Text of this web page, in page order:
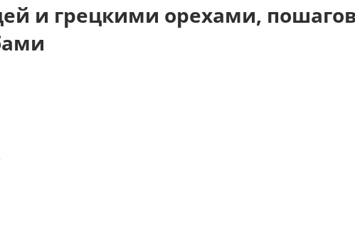
и грецкими орехами,